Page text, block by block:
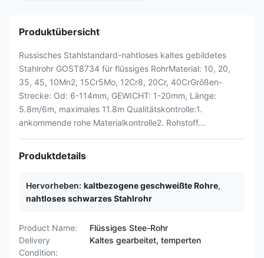
Produktübersicht
Russisches Stahlstandard-nahtloses kaltes gebildetes
Stahlrohr GOST8734 für flüssiges RohrMaterial: 10, 20,
35, 45, 10Mn2, 15Cr5Mo, 12Cr8, 20Cr, 40CrGrößen-
Strecke: Od: 6-114mm, GEWICHT: 1-20mm, Länge:
5.8m/6m, maximales 11.8m Qualitätskontrolle:1.
ankommende rohe Materialkontrolle2. Rohstoff...
Produktdetails
Hervorheben: kaltbezogene geschweißte Rohre,
nahtloses schwarzes Stahlrohr
Product Name:
Flüssiges Stee-Rohr
Delivery
Condition:
Kaltes gearbeitet, temperten